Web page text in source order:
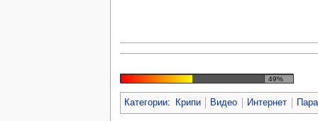
49%
Категории: Крипи Видео Интернет